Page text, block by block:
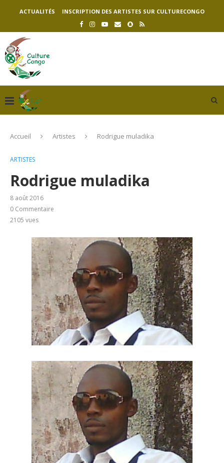
ACTUALITÉS INSCRIPTION DES ARTISTES SUR CULTURECONGO
Accueil Artistes Rodrigue muladika
ARTISTES
Rodrigue muladika
8 août 2016
0 Commentaire
2105 vues